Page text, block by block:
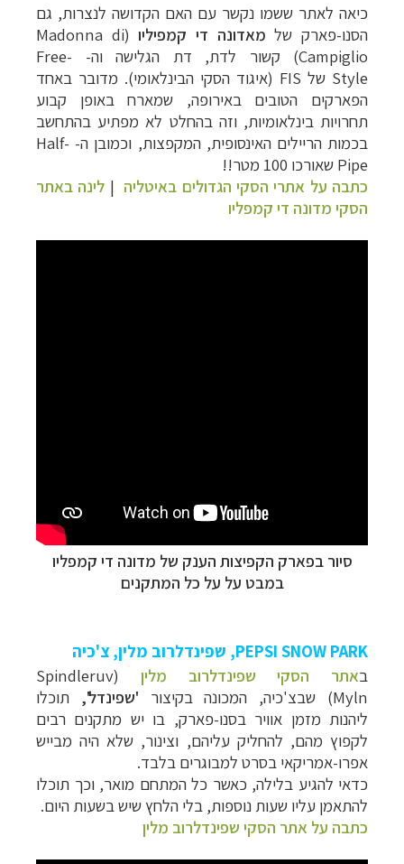
כיאה לאתר ששמו נקשר עם האם הקדושה לנצרות, גם
הסנו-פארק של מאדונה די קמפיליו
(Madonna di
Campiglio)
קשור לדת, דת הגלישה וה- Free-
Style של FIS (איגוד הסקי הבינלאומי). מדובר באחד
הפארקים הטובים באירופה, שמארח באופן קבוע
תחרויות בינלאומיות, וזה בהחלט לא מפתיע בהתחשב
בכמות הריילים האינסופית, המקפצות, וכמובן ה- Half-
Pipe שאורכו 100 מטר!!
כתבה על אתרי הסקי הגדולים באיטליה | לינה באתר
הסקי מדונה די קמפליו
סיור בפארק הקפיצות הענק של מדונה די קמפליו
במבט על על כל המתקנים
PEPSI SNOW PARK, שפינדלרוב מלין, צ'כיה
באתר הסקי שפינדלרוב מלין
(Spindleruv
Myln)
שבצ'כיה, המכונה בקיצור 'שפינדל', תוכלו
ליהנות מזמן אוויר בסנו-פארק, בו יש מתקנים רבים
לקפוץ מהם, להחליק עליהם, וצינור, שלא היה מבייש
אפרו-אמריקאי בסרט למבוגרים בלבד.
כדאי להגיע בלילה, כאשר כל המתחם מואר, וכך תוכלו
להתאמן עליו שעות נוספות, בלי הלחץ שיש בשעות היום.
כתבה על אתר הסקי שפינדלרוב מלין